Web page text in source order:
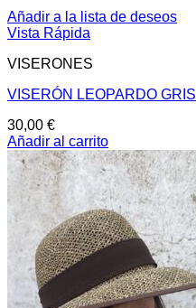
Añadir a la lista de deseos
Vista Rápida
VISERONES
VISERÓN LEOPARDO GRIS
30,00 €
Añadir al carrito